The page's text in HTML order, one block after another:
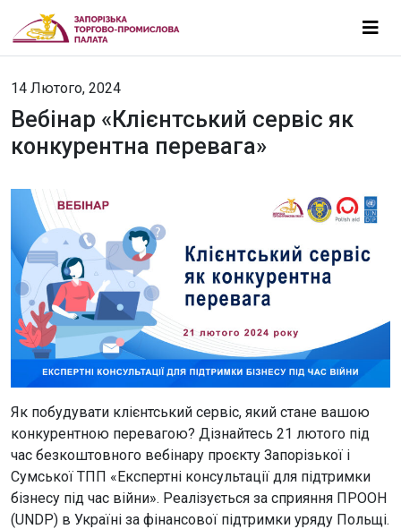
14 Лютого, 2024
Вебінар «Клієнтський сервіс як
конкурентна перевага»
Як побудувати клієнтський сервіс, який стане вашою
конкурентною перевагою? Дізнайтесь 21 лютого під
час безкоштовного вебінару проєкту Запорізької і
Сумської ТПП «Експертні консультації для підтримки
бізнесу під час війни». Реалізується за сприяння ПРООН
(UNDP) в Україні за фінансової підтримки уряду Польщі.